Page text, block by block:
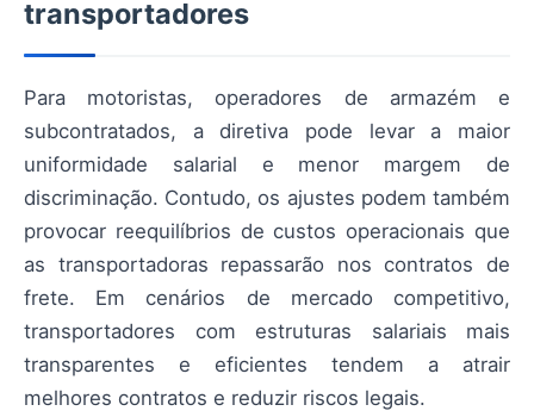
transportadores
Para motoristas, operadores de armazém e
subcontratados, a diretiva pode levar a maior
uniformidade salarial e menor margem de
discriminação. Contudo, os ajustes podem também
provocar reequilíbrios de custos operacionais que
as transportadoras repassarão nos contratos de
frete. Em cenários de mercado competitivo,
transportadores com estruturas salariais mais
transparentes e eficientes tendem a atrair
melhores contratos e reduzir riscos legais.